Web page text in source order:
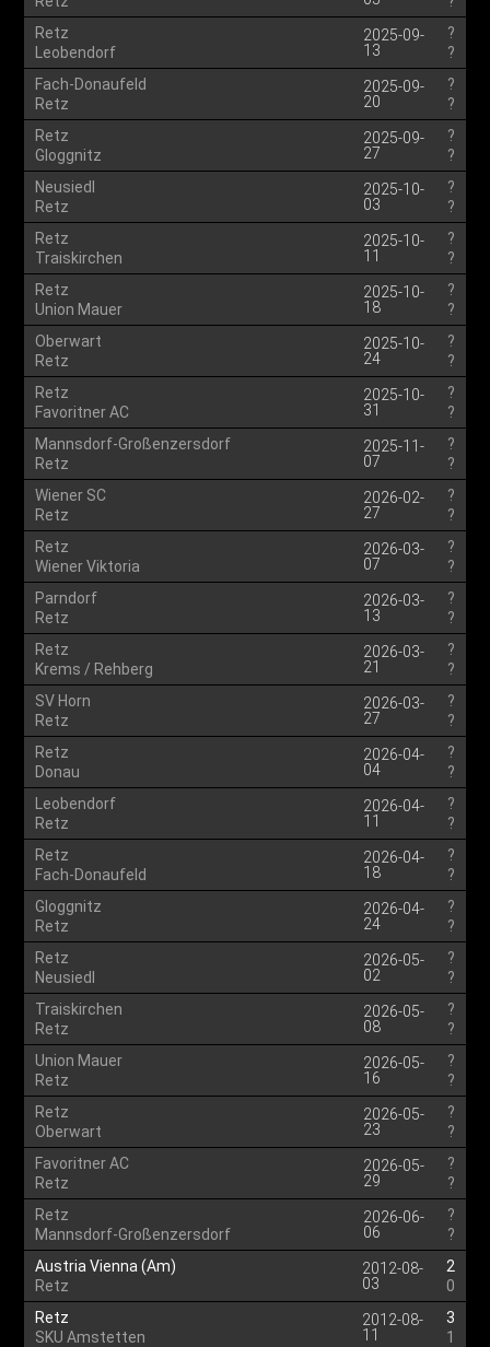
Retz
Leobendorf
2025-09-
13
?
?
Fach-Donaufeld
Retz
2025-09-
20
?
?
Retz
Gloggnitz
2025-09-
27
?
?
Neusiedl
Retz
2025-10-
03
?
?
Retz
Traiskirchen
2025-10-
11
?
?
Retz
Union Mauer
2025-10-
18
?
?
Oberwart
Retz
2025-10-
24
?
?
Retz
Favoritner AC
2025-10-
31
?
?
Mannsdorf-Großenzersdorf
Retz
2025-11-
07
?
?
Wiener SC
Retz
2026-02-
27
?
?
Retz
Wiener Viktoria
2026-03-
07
?
?
Parndorf
Retz
2026-03-
13
?
?
Retz
Krems / Rehberg
2026-03-
21
?
?
SV Horn
Retz
2026-03-
27
?
?
Retz
Donau
2026-04-
04
?
?
Leobendorf
Retz
2026-04-
11
?
?
Retz
Fach-Donaufeld
2026-04-
18
?
?
Gloggnitz
Retz
2026-04-
24
?
?
Retz
Neusiedl
2026-05-
02
?
?
Traiskirchen
Retz
2026-05-
08
?
?
Union Mauer
Retz
2026-05-
16
?
?
Retz
Oberwart
2026-05-
23
?
?
Favoritner AC
Retz
2026-05-
29
?
?
Retz
Mannsdorf-Großenzersdorf
2026-06-
06
?
?
Austria Vienna (Am)
Retz
2012-08-
03
2
0
Retz
SKU Amstetten
2012-08-
11
3
1